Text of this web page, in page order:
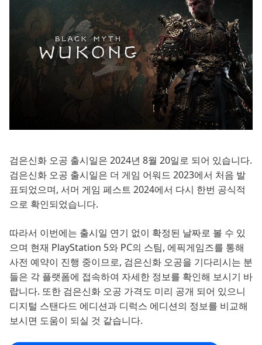
검은신화 오공 출시일은 2024년 8월 20일로 되어 있습니다.
검은신화 오공 출시일은 더 게임 어워드 2023에서 처음 발
표되었으며, 서머 게임 페스트 2024에서 다시 한번 공식적
으로 확인되었습니다.
따라서 이번에는 출시일 연기 없이 확정된 날짜로 볼 수 있
으며 현재 PlayStation 5와 PC의 스팀, 에픽게임즈를 통해
사전 예약이 진행 중이므로, 검은신화 오공을 기다리시는 분
들은 각 플랫폼에 접속하여 자세한 정보를 확인해 보시기 바
랍니다. 또한 검은신화 오공 가격도 미리 공개 되어 있으니
디지털 스탠다드 에디션과 디럭스 에디션의 정보를 비교해
보시면 도움이 되실 것 같습니다.